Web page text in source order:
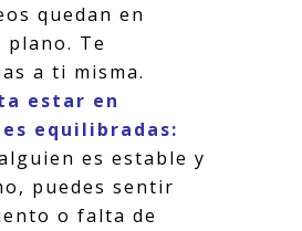
quedan en
plano. Te
a ti misma.
estar en
equilibradas:
es estable y
puedes sentir
o falta de